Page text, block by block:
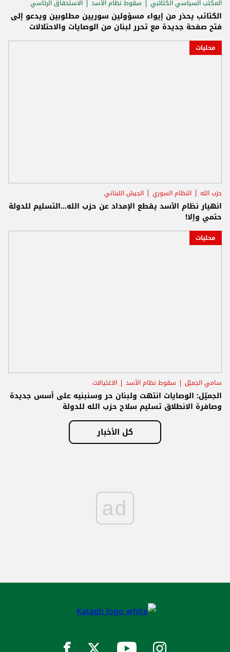
المكتب السياسي الكتائبي سقوط نظام الأسد الاستحقاق الرئاسي
الكتائب يحذر من إيواء مسؤولين سوريين مطلوبين ويدعو إلى
فتح صفحة جديدة مع تحرر لبنان من الوصايات والاحتلالات
محليات
حزب الله النظام السوري الجيش اللبناني
انهيار نظام الأسد يقطع الإمداد عن حزب الله...التسليم للدولة
حتمي وإلا!
محليات
سامي الجميّل سقوط نظام الأسد الاغتيالات
الجميّل: الوصايات انتهت ولبنان حر وسنبنيه على أسس جديدة
وصافرة الانطلاق تسليم سلاح حزب الله للدولة
كل الأخبار
ad